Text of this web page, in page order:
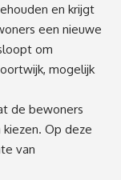
en krijgt
een nieuwe
om
mogelijk
de bewoners
Op deze
van